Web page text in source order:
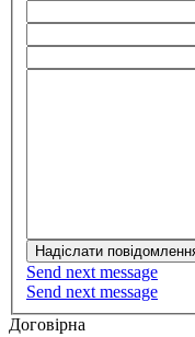
Надіслати
Send next message
Send next message
Договірна